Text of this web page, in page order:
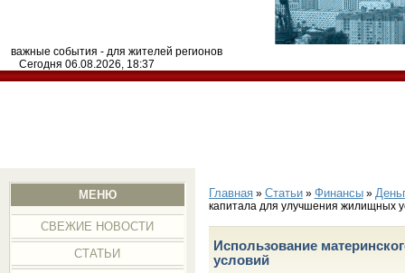
важные события - для жителей регионов
Сегодня 06.08.2026, 18:37
МЕНЮ
СВЕЖИЕ НОВОСТИ
СТАТЬИ
Главная» Статьи» Финансы»
капитала для улучшения жилищных
Использование
условий